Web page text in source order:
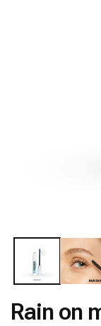
Ouvrir
une
Rain on